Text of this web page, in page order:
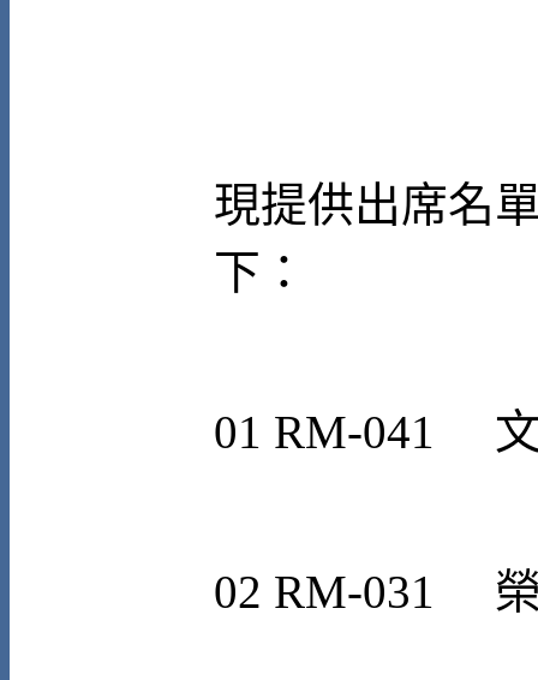
現提供出席名
下：
01 RM-041
02 RM-031